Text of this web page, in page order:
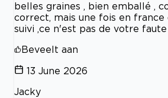
belles graines , bien emballé ,
correct, mais une fois en france
suivi ,ce n'est pas de votre faute
Beveelt aan
13 June 2026
Jacky